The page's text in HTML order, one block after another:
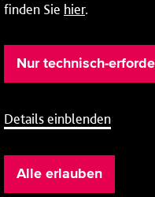
finden Sie hier.
Nur technisch-
Details einblenden
Alle erlauben